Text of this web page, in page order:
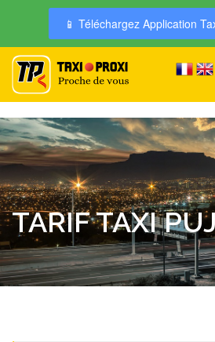
📱 Téléchargez Application
TARIF TAXI